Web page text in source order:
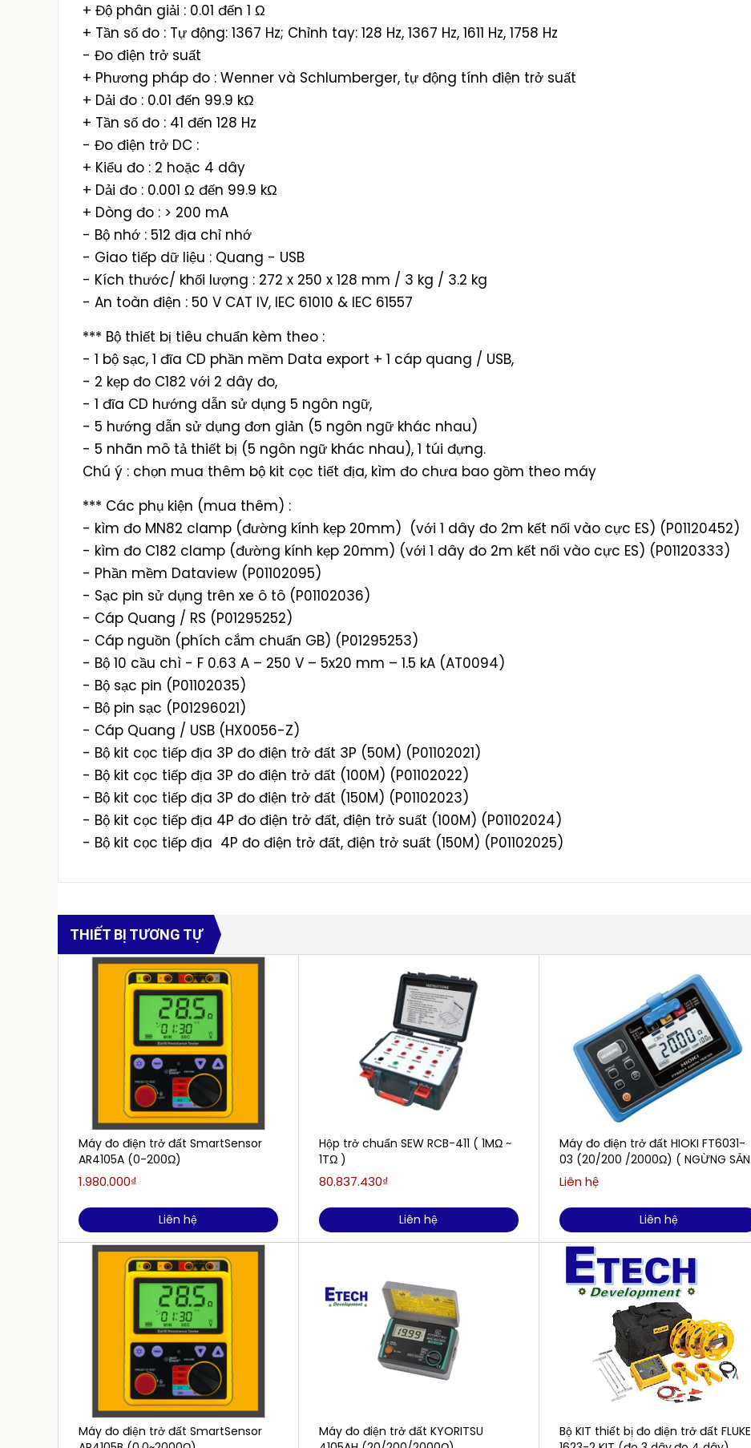
+ Độ phân giải : 0.01 đến 1 Ω
+ Tần số đo : Tự động: 1367 Hz; Chỉnh tay: 128 Hz, 1367 Hz, 1611 Hz, 1758 Hz
- Đo điện trở suất
+ Phương pháp đo : Wenner và Schlumberger, tự động tính điện trở suất
+ Dải đo : 0.01 đến 99.9 kΩ
+ Tần số đo : 41 đến 128 Hz
- Đo điện trở DC :
+ Kiểu đo : 2 hoặc 4 dây
+ Dải đo : 0.001 Ω đến 99.9 kΩ
+ Dòng đo : > 200 mA
- Bộ nhớ : 512 địa chỉ nhớ
- Giao tiếp dữ liệu : Quang - USB
- Kích thước/ khối lượng : 272 x 250 x 128 mm / 3 kg / 3.2 kg
- An toàn điện : 50 V CAT IV, IEC 61010 & IEC 61557
*** Bộ thiết bị tiêu chuẩn kèm theo :
- 1 bộ sạc, 1 đĩa CD phần mềm Data export + 1 cáp quang / USB,
- 2 kẹp đo C182 với 2 dây đo,
- 1 đĩa CD hướng dẫn sử dụng 5 ngôn ngữ,
- 5 hướng dẫn sử dụng đơn giản (5 ngôn ngữ khác nhau)
- 5 nhãn mô tả thiết bị (5 ngôn ngữ khác nhau), 1 túi đựng.
Chú ý : chọn mua thêm bộ kit cọc tiết địa, kìm đo chưa bao gồm theo máy
*** Các phụ kiện (mua thêm) :
- kìm đo MN82 clamp (đường kính kẹp 20mm) (với 1 dây đo 2m kết nối vào cực ES) (P01120452)
- kìm đo C182 clamp (đường kính kẹp 20mm) (với 1 dây đo 2m kết nối vào cực ES) (P01120333)
- Phần mềm Dataview (P01102095)
- Sạc pin sử dụng trên xe ô tô (P01102036)
- Cáp Quang / RS (P01295252)
- Cáp nguồn (phích cắm chuẩn GB) (P01295253)
- Bộ 10 cầu chì - F 0.63 A – 250 V – 5x20 mm – 1.5 kA (AT0094)
- Bộ sạc pin (P01102035)
- Bộ pin sạc (P01296021)
- Cáp Quang / USB (HX0056-Z)
- Bộ kit cọc tiếp địa 3P đo điện trở đất 3P (50M) (P01102021)
- Bộ kit cọc tiếp địa 3P đo điện trở đất (100M) (P01102022)
- Bộ kit cọc tiếp địa 3P đo điện trở đất (150M) (P01102023)
- Bộ kit cọc tiếp địa 4P đo điện trở đất, điện trở suất (100M) (P01102024)
- Bộ kit cọc tiếp địa 4P đo điện trở đất, điện trở suất (150M) (P01102025)
THIẾT BỊ TƯƠNG TỰ
Máy đo điện trở đất SmartSensor
AR4105A (0-200Ω)
1.980.000₫
Liên hệ
Máy đo điện trở đất SmartSensor
Hộp trở chuẩn SEW RCB-411 ( 1MΩ ~
1TΩ )
80.837.430₫
Liên hệ
Máy đo điện trở đất KYORITSU
Máy đo điện trở đất HIOKI FT6031-
03 (20/200 /2000Ω) ( NGỪNG SẢN
XUẤT )
Liên hệ
Liên hệ
Bộ KIT thiết bị đo điện trở đất FLUKE